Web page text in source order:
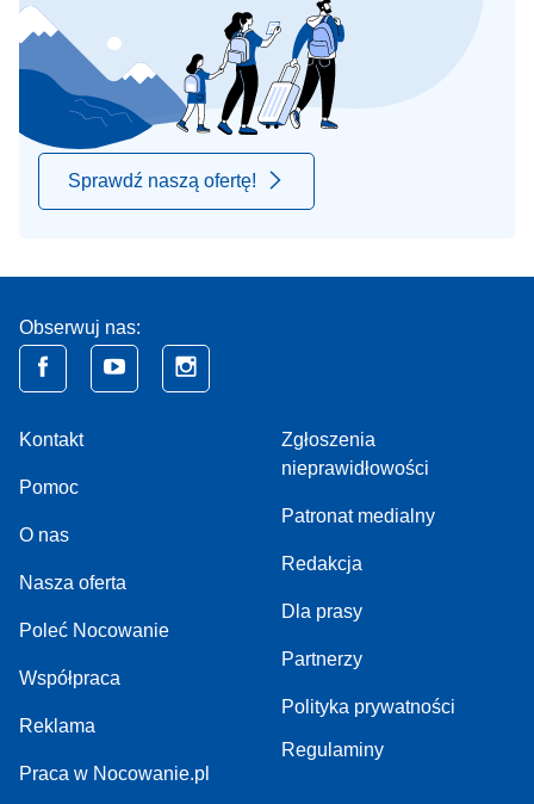
Sprawdź naszą ofertę!
Obserwuj nas:
Kontakt
Pomoc
O nas
Nasza oferta
Poleć Nocowanie
Współpraca
Reklama
Praca w Nocowanie.pl
Zgłoszenia
nieprawidłowości
Patronat medialny
Redakcja
Dla prasy
Partnerzy
Polityka prywatności
Regulaminy